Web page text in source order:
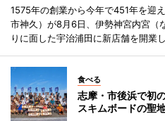
1575年の創業から今年で451年を迎
市神久）が8月6日、伊勢神宮内宮（
りに面した宇治浦田に新店舗を開業し
食べる
志摩・市後浜で初
スキムボードの聖